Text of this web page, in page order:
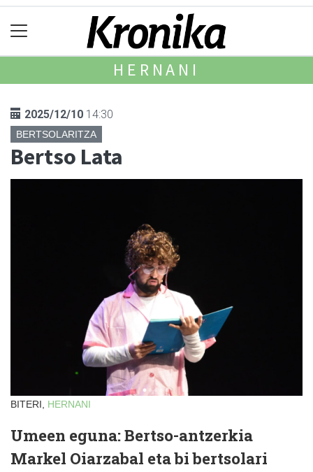
HERNANI
2025/12/10 14:30
BERTSOLARITZA
Bertso Lata
BITERI, HERNANI
Umeen eguna: Bertso-antzerkia
Markel Oiarzabal eta bi bertsolari